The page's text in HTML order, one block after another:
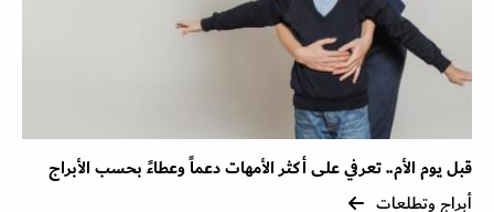
قبل يوم الأم.. تعرفي على أكثر الأمهات دعماً وعطاءً بحسب الأبراج
أبراج وتطلعات